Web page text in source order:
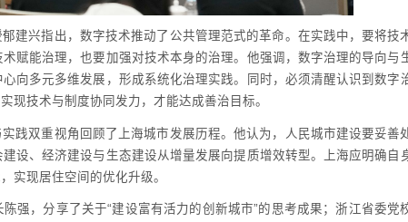
建兴指出，数字技术推动了公共管理范式的革命。在实践中，要将技
赋能治理，也要加强对技术本身的治理。他强调，数字治理的导向与
向多元多维发展，形成系统化治理实践。同时，必须清醒认识到数字
现技术与制度协同发力，才能达成善治目标。
践双重视角回顾了上海城市发展历程。他认为，人民城市建设要妥善
设、经济建设与生态建设从增量发展向提质增效转型。上海应明确自
实现居住空间的优化升级。
强，分享了关于“建设富有活力的创新城市”的思考成果；浙江省委党